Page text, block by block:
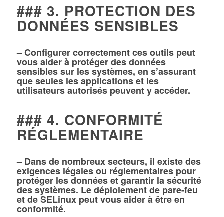
### 3. PROTECTION DES
DONNÉES SENSIBLES
– Configurer correctement ces outils peut
vous aider à protéger des données
sensibles sur les systèmes, en s’assurant
que seules les applications et les
utilisateurs autorisés peuvent y accéder.
### 4. CONFORMITÉ
RÉGLEMENTAIRE
– Dans de nombreux secteurs, il existe des
exigences légales ou réglementaires pour
protéger les données et garantir la sécurité
des systèmes. Le déploiement de pare-feu
et de SELinux peut vous aider à être en
conformité.